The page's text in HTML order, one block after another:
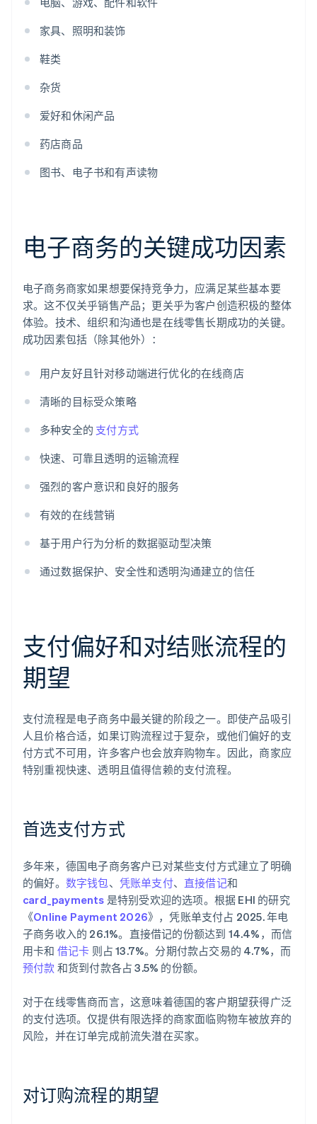
家具、照明和装饰
鞋类
杂货
爱好和休闲产品
药店商品
图书、电子书和有声读物
电子商务的关键成功因素
电子商务商家如果想要保持竞争力，应满足某些基本要
求。这不仅关乎销售产品；更关乎为客户创造积极的整体
体验。技术、组织和沟通也是在线零售长期成功的关键。
成功因素包括（除其他外）：
用户友好且针对移动端进行优化的在线商店
清晰的目标受众策略
多种安全的 支付方式
快速、可靠且透明的运输流程
强烈的客户意识和良好的服务
有效的在线营销
基于用户行为分析的数据驱动型决策
通过数据保护、安全性和透明沟通建立的信任
支付偏好和对结账流程的
期望
支付流程是电子商务中最关键的阶段之一。即使产品吸引
人且价格合适，如果订购流程过于复杂，或他们偏好的支
付方式不可用，许多客户也会放弃购物车。因此，商家应
特别重视快速、透明且值得信赖的支付流程。
首选支付方式
多年来，德国电子商务客户已对某些支付方式建立了明确
的偏好。 数字钱包、 凭账单支付、 直接借记和
card_payments 是特别受欢迎的选项。根据 EHI 的研究
《Online Payment 2026》，凭账单支付占 2025. 年电
子商务收入的 26.1%。直接借记的份额达到 14.4%，而信
用卡和 借记卡 则占 13.7%。分期付款占交易的 4.7%，而
预付款 和货到付款各占 3.5% 的份额。
对于在线零售商而言，这意味着德国的客户期望获得广泛
的支付选项。仅提供有限选择的商家面临购物车被放弃的
风险，并在订单完成前流失潜在买家。
对订购流程的期望